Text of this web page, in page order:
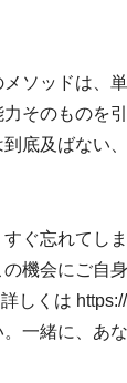
ソッドは、
そのものを
底及ばない
ぐ忘れてし
機会にご自
しくは
一緒に、あ